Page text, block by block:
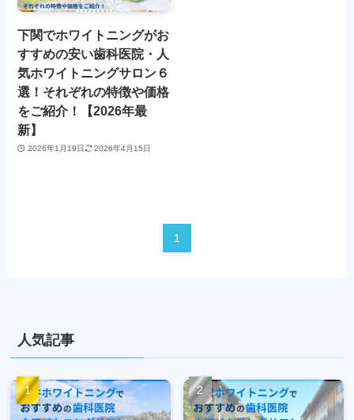
下関でホワイトニングがお
すすめの安い歯科医院・人
気ホワイトニングサロン６
選！それぞれの特徴や価格
をご紹介！【2026年最
新】
2026年1月19日 2026年4月15日
1
人気記事